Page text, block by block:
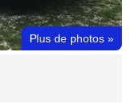
Plus de photos »